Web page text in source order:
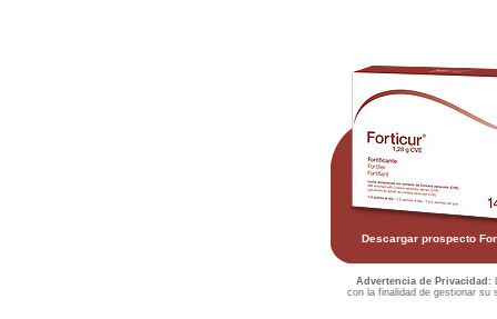
Descargar prospecto
Advertencia de Privacidad:
con la finalidad de gestionar su